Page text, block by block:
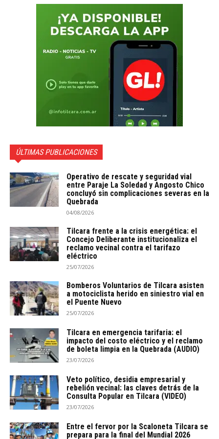
ÚLTIMAS PUBLICACIONES
Operativo de rescate y seguridad vial
entre Paraje La Soledad y Angosto Chico
concluyó sin complicaciones severas en la
Quebrada
04/08/2026
Tilcara frente a la crisis energética: el
Concejo Deliberante institucionaliza el
reclamo vecinal contra el tarifazo
eléctrico
25/07/2026
Bomberos Voluntarios de Tilcara asisten
a motociclista herido en siniestro vial en
el Puente Nuevo
25/07/2026
Tilcara en emergencia tarifaria: el
impacto del costo eléctrico y el reclamo
de boleta limpia en la Quebrada (AUDIO)
23/07/2026
Veto político, desidia empresarial y
rebelión vecinal: las claves detrás de la
Consulta Popular en Tilcara (VIDEO)
23/07/2026
Entre el fervor por la Scaloneta Tilcara se
prepara para la final del Mundial 2026